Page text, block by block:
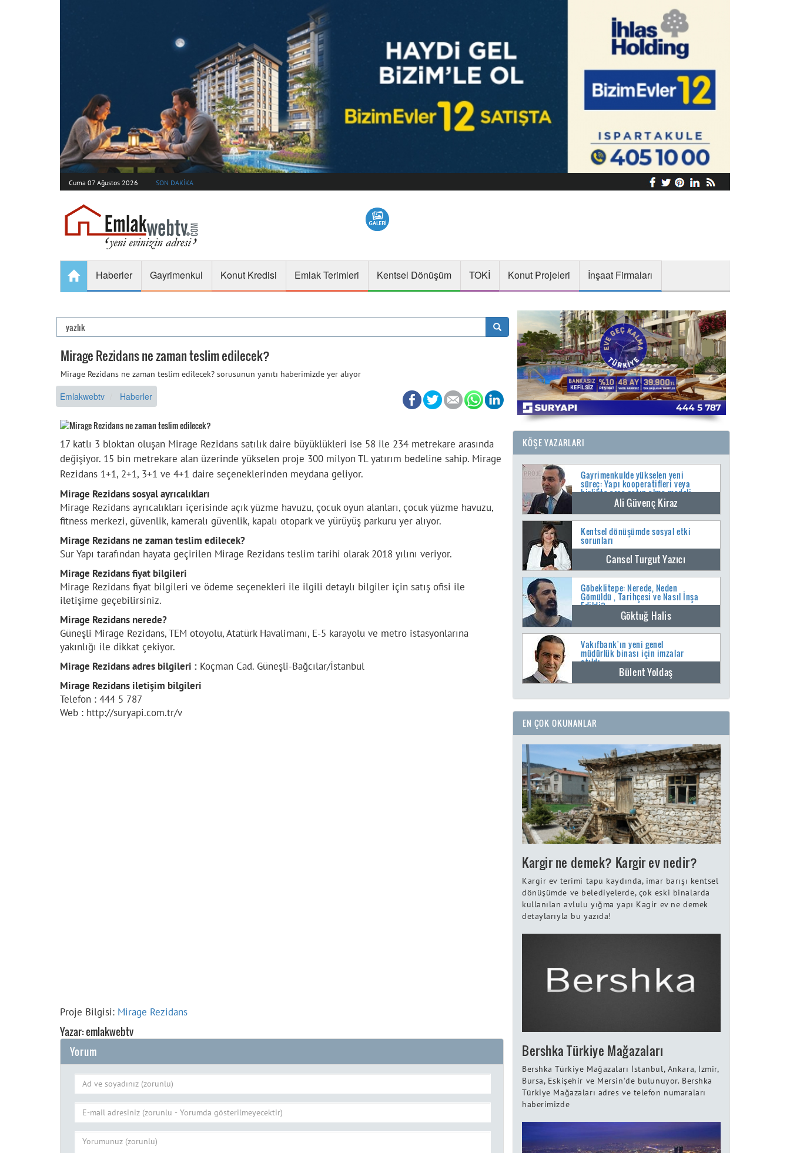
Cuma 07 Ağustos 2026 SON DAKİKA
Haberler Gayrimenkul Konut Kredisi Emlak Terimleri Kentsel Dönüşüm TOKİ Konut Projeleri İnşaat Firmaları
Mirage Rezidans ne zaman teslim edilecek?
Mirage Rezidans ne zaman teslim edilecek? sorusunun yanıtı haberimizde yer alıyor
Emlakwebtv Haberler
17 katlı 3 bloktan oluşan Mirage Rezidans satılık daire büyüklükleri ise 58 ile 234 metrekare arasında
değişiyor. 15 bin metrekare alan üzerinde yükselen proje 300 milyon TL yatırım bedeline sahip. Mirage
Rezidans 1+1, 2+1, 3+1 ve 4+1 daire seçeneklerinden meydana geliyor.
Mirage Rezidans sosyal ayrıcalıkları
Mirage Rezidans ayrıcalıkları içerisinde açık yüzme havuzu, çocuk oyun alanları, çocuk yüzme havuzu,
fitness merkezi, güvenlik, kameralı güvenlik, kapalı otopark ve yürüyüş parkuru yer alıyor.
Mirage Rezidans ne zaman teslim edilecek?
Sur Yapı tarafından hayata geçirilen Mirage Rezidans teslim tarihi olarak 2018 yılını veriyor.
Mirage Rezidans fiyat bilgileri
Mirage Rezidans fiyat bilgileri ve ödeme seçenekleri ile ilgili detaylı bilgiler için satış ofisi ile
iletişime geçebilirsiniz.
Mirage Rezidans nerede?
Güneşli Mirage Rezidans, TEM otoyolu, Atatürk Havalimanı, E-5 karayolu ve metro istasyonlarına
yakınlığı ile dikkat çekiyor.
Mirage Rezidans adres bilgileri : Koçman Cad. Güneşli-Bağcılar/İstanbul
Mirage Rezidans iletişim bilgileri
Telefon : 444 5 787
Web : http://suryapi.com.tr/v
Proje Bilgisi: Mirage Rezidans
Yazar: emlakwebtv
Yorum
KÖŞE YAZARLARI
Gayrimenkulde yükselen yeni
süreç: Yapı kooperatifleri veya
birlikte arsa satın alma modeli
Ali Güvenç Kiraz
Kentsel dönüşümde sosyal etki
sorunları
Cansel Turgut Yazıcı
Göbeklitepe: Nerede, Neden
Gömüldü , Tarihçesi ve Nasıl İnşa
Edildi?
Göktuğ Halis
Vakıfbank'ın yeni genel
müdürlük binası için imzalar
atıldı
Bülent Yoldaş
EN ÇOK OKUNANLAR
Kargir ne demek? Kargir ev nedir?
Kargir ev terimi tapu kaydında, imar barışı kentsel
dönüşümde ve belediyelerde, çok eski binalarda
kullanılan avlulu yığma yapı Kagir ev ne demek
detaylarıyla bu yazıda!
Bershka Türkiye Mağazaları
Bershka Türkiye Mağazaları İstanbul, Ankara, İzmir,
Bursa, Eskişehir ve Mersin'de bulunuyor. Bershka
Türkiye Mağazaları adres ve telefon numaraları
haberimizde